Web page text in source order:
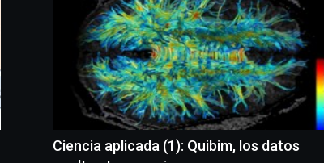
Ciencia aplicada (1): Quibim, los datos